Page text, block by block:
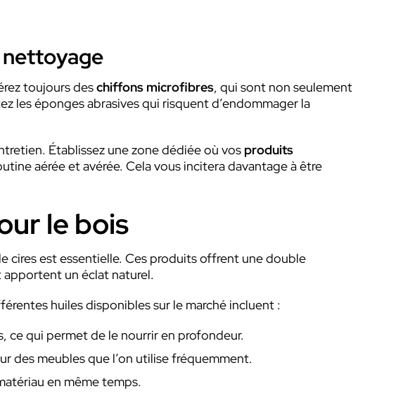
nettoyage
toujours deschiffons microfibres, qui sont non seulement
les éponges abrasives qui risquent d’endommager la
Établissez une zone dédiée où vos produits
aérée et avérée. Cela vous incitera davantage à être
le bois
cires est essentielle. Ces produits offrent une double
un éclat naturel.
huiles disponibles sur le marché incluent :
ce qui permet de le nourrir en profondeur.
des meubles que l’on utilise fréquemment.
en même temps.